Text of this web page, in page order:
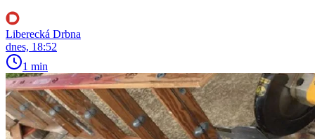
Liberecká Drbna
dnes, 18:52
1 min